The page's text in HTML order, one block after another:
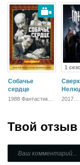
Фантастика,
Фэнтези, Боевик,
Триллер,
Зарубежный
Собачье
сердце
1988 Фантастика,
1
2017
Драма
Твой отзыв